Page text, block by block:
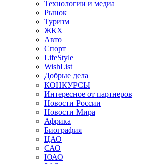
Технологии и медиа
Рынок
Туризм
ЖКХ
Авто
Спорт
LifeStyle
WishList
Добрые дела
КОНКУРСЫ
Интересное от партнеров
Новости России
Новости Мира
Африка
Биография
ЦАО
САО
ЮАО